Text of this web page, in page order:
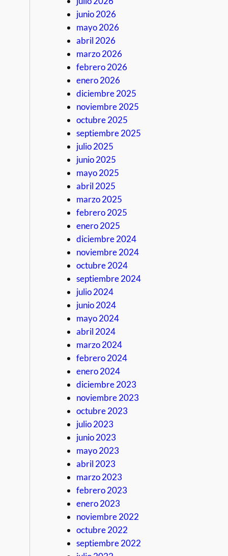
junio 2026
mayo 2026
abril 2026
marzo 2026
febrero 2026
enero 2026
diciembre 2025
noviembre 2025
octubre 2025
septiembre 2025
julio 2025
junio 2025
mayo 2025
abril 2025
marzo 2025
febrero 2025
enero 2025
diciembre 2024
noviembre 2024
octubre 2024
septiembre 2024
julio 2024
junio 2024
mayo 2024
abril 2024
marzo 2024
febrero 2024
enero 2024
diciembre 2023
noviembre 2023
octubre 2023
julio 2023
junio 2023
mayo 2023
abril 2023
marzo 2023
febrero 2023
enero 2023
noviembre 2022
octubre 2022
septiembre 2022